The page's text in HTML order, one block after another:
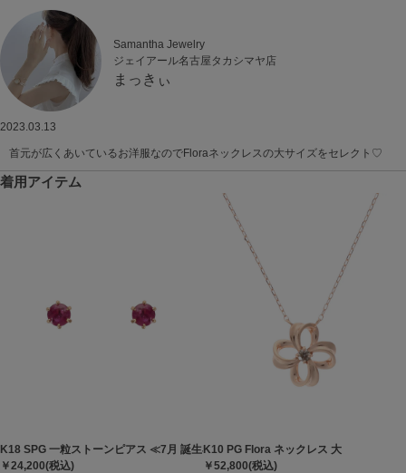
Samantha Jewelry
ジェイアール名古屋タカシマヤ店
まっきぃ
2023.03.13
首元が広くあいているお洋服なのでFloraネックレスの大サイズをセレクト♡
着用アイテム
K18 SPG 一粒ストーンピアス ≪7月 誕生石≫
￥24,200(税込)
K10 PG Flora ネックレス 大
￥52,800(税込)